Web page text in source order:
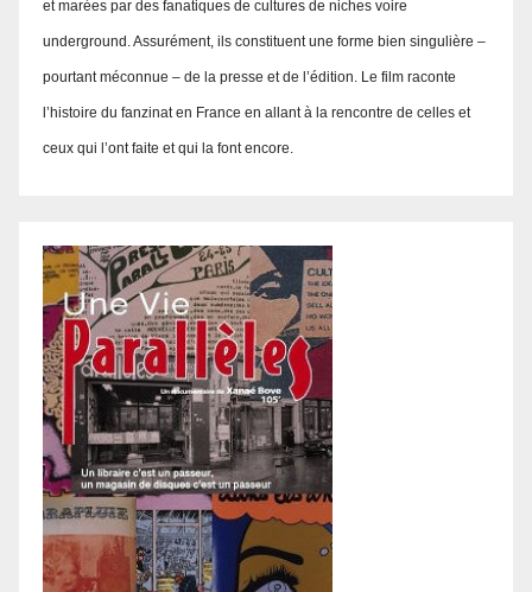
et marées par des fanatiques de cultures de niches voire
underground. Assurément, ils constituent une forme bien singulière –
pourtant méconnue – de la presse et de l’édition. Le film raconte
l’histoire du fanzinat en France en allant à la rencontre de celles et
ceux qui l’ont faite et qui la font encore.